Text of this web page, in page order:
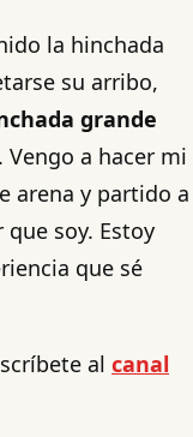
la hinchada
su arribo,
grande
. Vengo a hacer mi
arena y partido a
soy. Estoy
que sé
al canal